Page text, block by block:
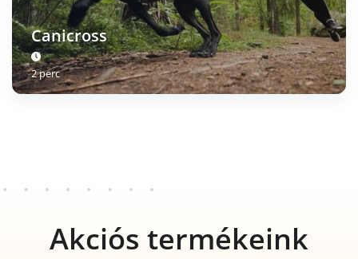
Canicross
2 perc
Akciós termékeink